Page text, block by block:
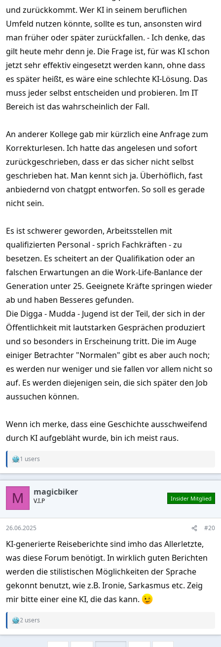
und zurückkommt. Wer KI in seinem beruflichen
Umfeld nutzen könnte, sollte es tun, ansonsten wird
man früher oder später zurückfallen. - Ich denke, das
gilt heute mehr denn je. Die Frage ist, für was KI schon
jetzt sehr effektiv eingesetzt werden kann, ohne dass
es später heißt, es wäre eine schlechte KI-Lösung. Das
muss jeder selbst entscheiden und probieren. Im IT
Bereich ist das wahrscheinlich der Fall.
An anderer Kollege gab mir kürzlich eine Anfrage zum
Korrekturlesen. Ich hatte das angelesen und sofort
zurückgeschrieben, dass er das sicher nicht selbst
geschrieben hat. Man kennt sich ja. Überhöflich, fast
anbiedernd von chatgpt entworfen. So soll es gerade
nicht sein.
Es ist schwerer geworden, Arbeitsstellen mit
qualifizierten Personal - sprich Fachkräften - zu
besetzen. Es scheitert an der Qualifikation oder an
falschen Erwartungen an die Work-Life-Banlance der
Generation unter 25. Geeignete Kräfte springen wieder
ab und haben Besseres gefunden.
Die Digga - Mudda - Jugend ist der Teil, der sich in der
Öffentlichkeit mit lautstarken Gesprächen produziert
und so besonders in Erscheinung tritt. Die im Auge
einiger Betrachter "Normalen" gibt es aber auch noch;
es werden nur weniger und sie fallen vor allem nicht so
auf. Es werden diejenigen sein, die sich später den Job
aussuchen können.
Wenn ich merke, dass eine Geschichte ausschweifend
durch KI aufgebläht wurde, bin ich meist raus.
R
a
c
t
o
n
s
1 users
M magicbiker
V.I.P Insider Mitglied
26.06.2025 #20
KI-generierte Reiseberichte sind imho das Allerletzte,
was diese Forum benötigt. In wirklich guten Berichten
werden die stilistischen Möglichkeiten der Sprache
gekonnt benutzt, wie z.B. Ironie, Sarkasmus etc. Zeig
mir bitte einer eine KI, die das kann.
R
2 users